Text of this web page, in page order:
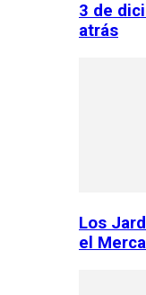
3 de
atrás
Los
el